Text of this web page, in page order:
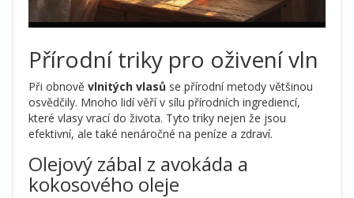
Přírodní triky pro oživení vln
Při obnově vlnitých vlasů se přírodní metody většinou
osvědčily. Mnoho lidí věří v sílu přírodních ingrediencí,
které vlasy vrací do života. Tyto triky nejen že jsou
efektivní, ale také nenáročné na peníze a zdraví.
Olejový zábal z avokáda a
kokosového oleje